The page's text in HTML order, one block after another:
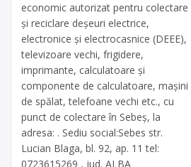
economic autorizat pentru colectare
și reciclare deșeuri electrice,
electronice și electrocasnice (DEEE),
televizoare vechi, frigidere,
imprimante, calculatoare și
componente de calculatoare, mașini
de spălat, telefoane vechi etc., cu
punct de colectare în Sebeș, la
adresa: . Sediu social:Sebes str.
Lucian Blaga, bl. 92, ap. 11 tel:
0723615269 , jud. ALBA